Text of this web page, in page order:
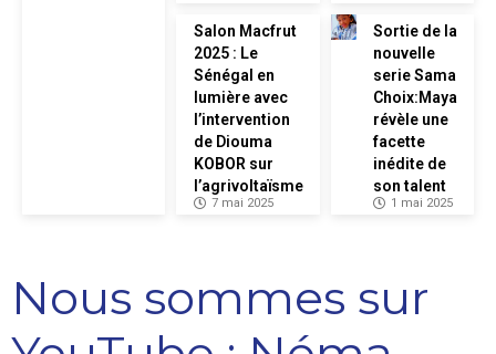
Salon Macfrut
2025 : Le
Sénégal en
lumière avec
l’intervention
de Diouma
KOBOR sur
l’agrivoltaïsme
7 mai 2025
Sortie de la
nouvelle
serie Sama
Choix:Maya
révèle une
facette
inédite de
son talent
1 mai 2025
Nous sommes sur